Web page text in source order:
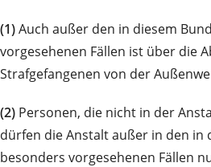
(1)Auch außer den in diesem
vorgesehenen Fällen ist über die
Strafgefangenen von der
(2) Personen, die nicht in der
dürfen die Anstalt außer in den in
besonders vorgesehenen Fällen